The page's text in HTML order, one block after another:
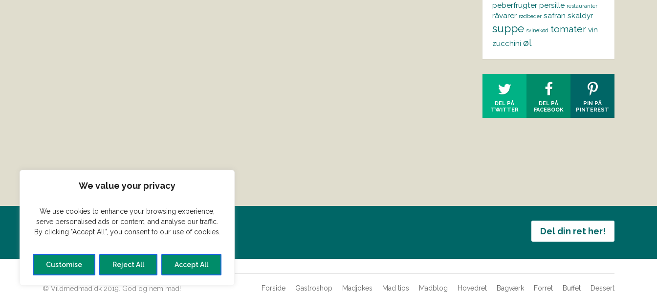
We value your privacy
We use cookies to enhance your browsing experience,
serve personalised ads or content, and analyse our traffic.
By clicking "Accept All", you consent to our use of cookies.
Customise Reject All Accept All
peberfrugter persille restauranter
råvarer rødbeder safran skaldyr
suppe svinekød tomater vin
zucchini øl
DEL PÅ
TWITTER
DEL PÅ
FACEBOOK
PIN PÅ
PINTEREST
Del din ret her!
Har du en konge ret du vil dele?
© Vildmedmad.dk 2019. God og nem mad! Forside Gastroshop Madjokes Mad tips Madblog Hovedret Bagværk Forret Buffet Dessert